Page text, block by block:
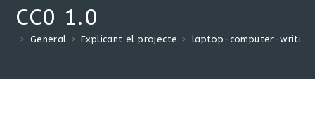
CC0 1.0
> General > Explicant el projecte > laptop-computer-